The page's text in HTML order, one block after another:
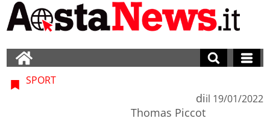
SPORT
di
Thomas Piccot
il 19/01/2022